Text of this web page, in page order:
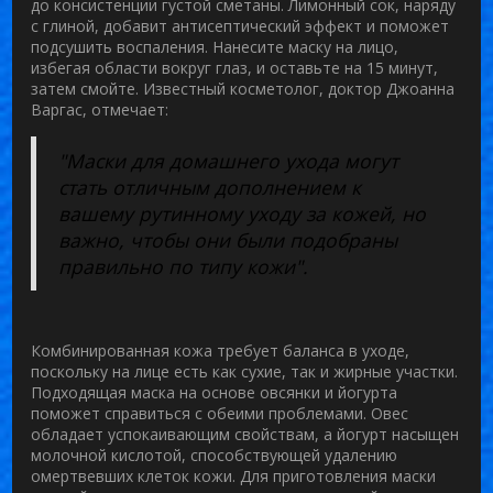
до консистенции густой сметаны. Лимонный сок, наряду
с глиной, добавит антисептический эффект и поможет
подсушить воспаления. Нанесите маску на лицо,
избегая области вокруг глаз, и оставьте на 15 минут,
затем смойте. Известный косметолог, доктор Джоанна
Варгас, отмечает:
"Маски для домашнего ухода могут
стать отличным дополнением к
вашему рутинному уходу за кожей, но
важно, чтобы они были подобраны
правильно по типу кожи".
Комбинированная кожа требует баланса в уходе,
поскольку на лице есть как сухие, так и жирные участки.
Подходящая маска на основе овсянки и йогурта
поможет справиться с обеими проблемами. Овес
обладает успокаивающим свойствам, а йогурт насыщен
молочной кислотой, способствующей удалению
омертвевших клеток кожи. Для приготовления маски